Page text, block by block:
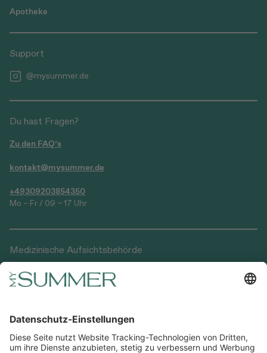
Apotheke
Support
@mysummer.de
Du hast Fragen?
Zu den FAQ’s
kontakt@mysummer.de
+49309203854350
Mo – Fr / 09 – 17 Uhr
Medizinische Aufsichtsbehörde